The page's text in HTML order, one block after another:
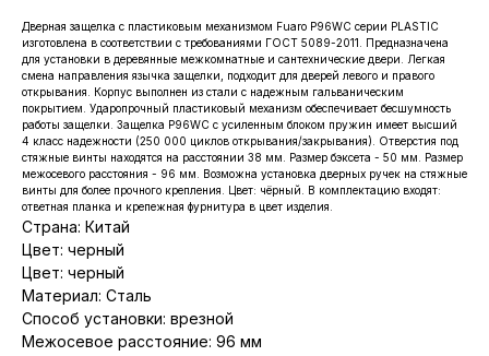
Дверная защелка с пластиковым механизмом Fuaro P96WC серии PLASTIC
изготовлена в соответствии с требованиями ГОСТ 5089-2011. Предназначена
для установки в деревянные межкомнатные и сантехнические двери. Легкая
смена направления язычка защелки, подходит для дверей левого и правого
открывания. Корпус выполнен из стали с надежным гальваническим
покрытием. Ударопрочный пластиковый механизм обеспечивает бесшумность
работы защелки. Защелка P96WC с усиленным блоком пружин имеет высший
4 класс надежности (250 000 циклов открывания/закрывания). Отверстия под
стяжные винты находятся на расстоянии 38 мм. Размер бэксета - 50 мм. Размер
межосевого расстояния - 96 мм. Возможна установка дверных ручек на стяжные
винты для более прочного крепления. Цвет: чёрный. В комплектацию входят:
ответная планка и крепежная фурнитура в цвет изделия.
Страна: Китай
Цвет: черный
Цвет: черный
Материал: Сталь
Способ установки: врезной
Межосевое расстояние: 96 мм